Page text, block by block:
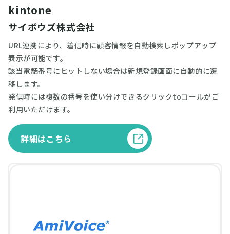
kintone
サイボウズ株式会社
URL連携により、着信時に顧客情報を自動検索しポップアップ
表示が可能です。
該当電話番号にヒットしない場合は新規登録画面に自動的に遷
移します。
発信時には複数の番号を使い分けできるクリックtoコールがご
利用いただけます。
詳細はこちら